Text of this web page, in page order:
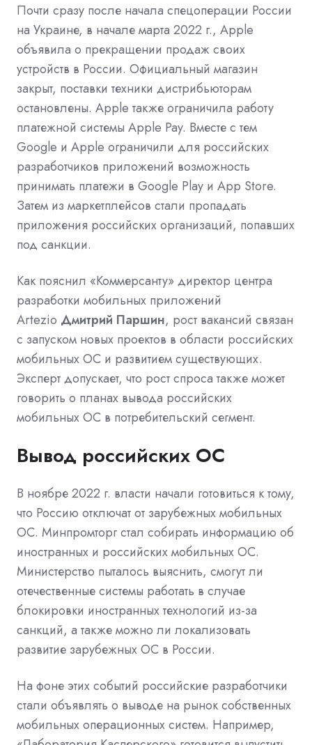
Почти сразу после начала спецоперации России
на Украине, в начале марта 2022 г., Apple
объявила о прекращении продаж своих
устройств в России. Официальный магазин
закрыт, поставки техники дистрибьюторам
остановлены. Apple также ограничила работу
платежной системы Apple Pay. Вместе с тем
Google и Apple ограничили для российских
разработчиков приложений возможность
принимать платежи в Google Play и App Store.
Затем из маркетплейсов стали пропадать
приложения российских организаций, попавших
под санкции.
Как пояснил «Коммерсанту» директор центра
разработки мобильных приложений
Artezio Дмитрий Паршин, рост вакансий связан
с запуском новых проектов в области российских
мобильных ОС и развитием существующих.
Эксперт допускает, что рост спроса также может
говорить о планах вывода российских
мобильных ОС в потребительский сегмент.
Вывод российских ОС
В ноябре 2022 г. власти начали готовиться к тому,
что Россию отключат от зарубежных мобильных
ОС. Минпромторг стал собирать информацию об
иностранных и российских мобильных ОС.
Министерство пыталось выяснить, смогут ли
отечественные системы работать в случае
блокировки иностранных технологий из-за
санкций, а также можно ли локализовать
развитие зарубежных ОС в России.
На фоне этих событий российские разработчики
стали объявлять о выводе на рынок собственных
мобильных операционных систем. Например,